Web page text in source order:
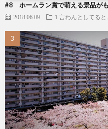
#8 ホームラン賞で萌える景品が
2018.06.09 1.言わんとしてる